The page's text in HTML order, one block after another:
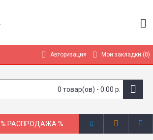
Авторизация Мои закладки (0)
0 товар(ов) - 0.00 р.
% РАСПРОДАЖА %